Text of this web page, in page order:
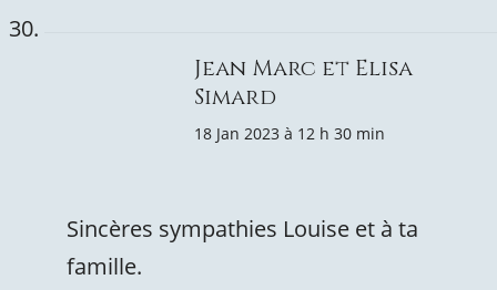
Jean Marc et Elisa
Simard
18 Jan 2023 à 12 h 30 min
Sincères sympathies Louise et à ta
famille.